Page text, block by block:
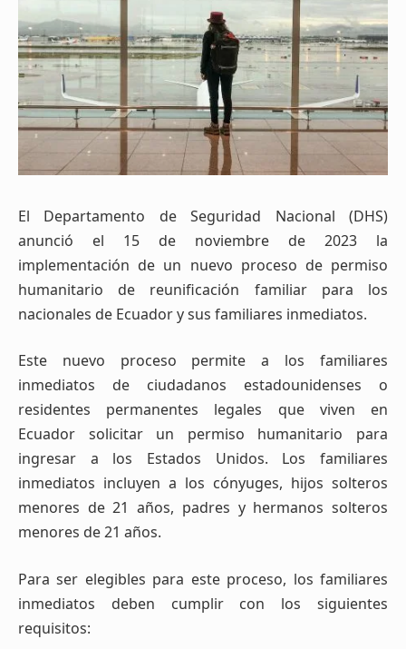
El Departamento de Seguridad Nacional (DHS)
anunció el 15 de noviembre de 2023 la
implementación de un nuevo proceso de permiso
humanitario de reunificación familiar para los
nacionales de Ecuador y sus familiares inmediatos.
Este nuevo proceso permite a los familiares
inmediatos de ciudadanos estadounidenses o
residentes permanentes legales que viven en
Ecuador solicitar un permiso humanitario para
ingresar a los Estados Unidos. Los familiares
inmediatos incluyen a los cónyuges, hijos solteros
menores de 21 años, padres y hermanos solteros
menores de 21 años.
Para ser elegibles para este proceso, los familiares
inmediatos deben cumplir con los siguientes
requisitos: